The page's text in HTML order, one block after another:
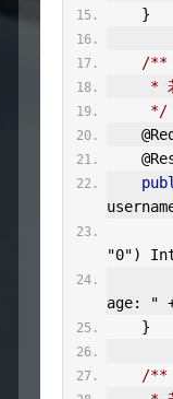
}
/**
     */
"0")
age: "
}
/**